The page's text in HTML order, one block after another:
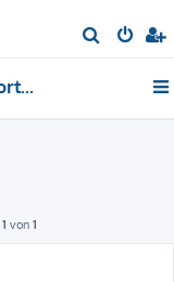
u
Unbeantwortete Themen
1 von 1